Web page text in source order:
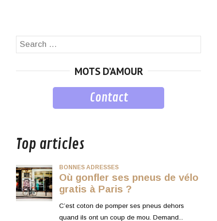
Search
MOTS D’AMOUR
Contact
Top articles